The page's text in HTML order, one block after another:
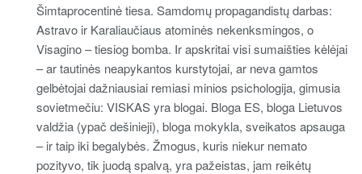
Šimtaprocentinė tiesa. Samdomų propagandistų darbas:
Astravo ir Karaliaučiaus atominės nekenksmingos, o
Visagino – tiesiog bomba. Ir apskritai visi sumaišties kėlėjai
– ar tautinės neapykantos kurstytojai, ar neva gamtos
gelbėtojai dažniausiai remiasi minios psichologija, gimusia
sovietmečiu: VISKAS yra blogai. Bloga ES, bloga Lietuvos
valdžia (ypač dešinieji), bloga mokykla, sveikatos apsauga
– ir taip iki begalybės. Žmogus, kuris niekur nemato
pozityvo, tik juodą spalvą, yra pažeistas, jam reikėtų